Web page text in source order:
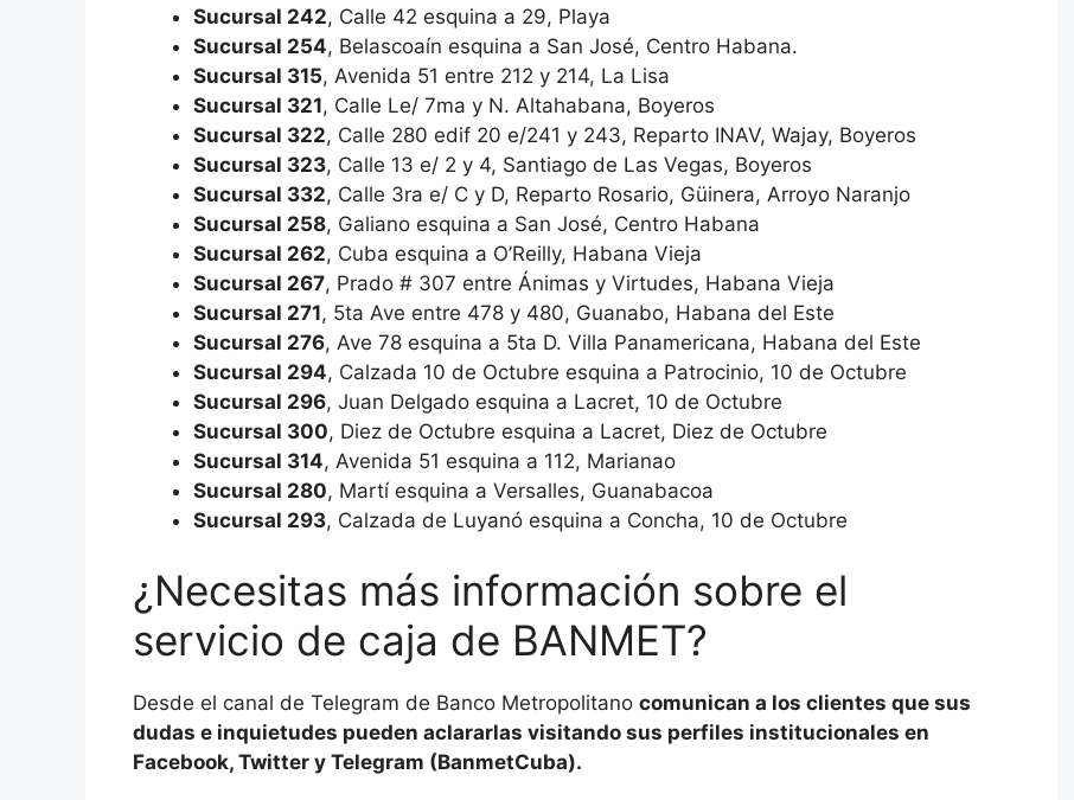
Sucursal 242, Calle 42 esquina a 29, Playa
Sucursal 254, Belascoaín esquina a San José, Centro Habana.
Sucursal 315, Avenida 51 entre 212 y 214, La Lisa
Sucursal 321, Calle Le/ 7ma y N. Altahabana, Boyeros
Sucursal 322, Calle 280 edif 20 e/241 y 243, Reparto INAV, Wajay, Boyeros
Sucursal 323, Calle 13 e/ 2 y 4, Santiago de Las Vegas, Boyeros
Sucursal 332, Calle 3ra e/ C y D, Reparto Rosario, Güinera, Arroyo Naranjo
Sucursal 258, Galiano esquina a San José, Centro Habana
Sucursal 262, Cuba esquina a O’Reilly, Habana Vieja
Sucursal 267, Prado # 307 entre Ánimas y Virtudes, Habana Vieja
Sucursal 271, 5ta Ave entre 478 y 480, Guanabo, Habana del Este
Sucursal 276, Ave 78 esquina a 5ta D. Villa Panamericana, Habana del Este
Sucursal 294, Calzada 10 de Octubre esquina a Patrocinio, 10 de Octubre
Sucursal 296, Juan Delgado esquina a Lacret, 10 de Octubre
Sucursal 300, Diez de Octubre esquina a Lacret, Diez de Octubre
Sucursal 314, Avenida 51 esquina a 112, Marianao
Sucursal 280, Martí esquina a Versalles, Guanabacoa
Sucursal 293, Calzada de Luyanó esquina a Concha, 10 de Octubre
¿Necesitas más información sobre el
servicio de caja de BANMET?
Desde el canal de Telegram de Banco Metropolitano comunican a los clientes que sus
dudas e inquietudes pueden aclararlas visitando sus perfiles institucionales en
Facebook, Twitter y Telegram (BanmetCuba).